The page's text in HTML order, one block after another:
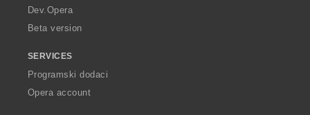
a
Dev.Opera
Beta version
SERVICES
Programski dodaci
Opera account